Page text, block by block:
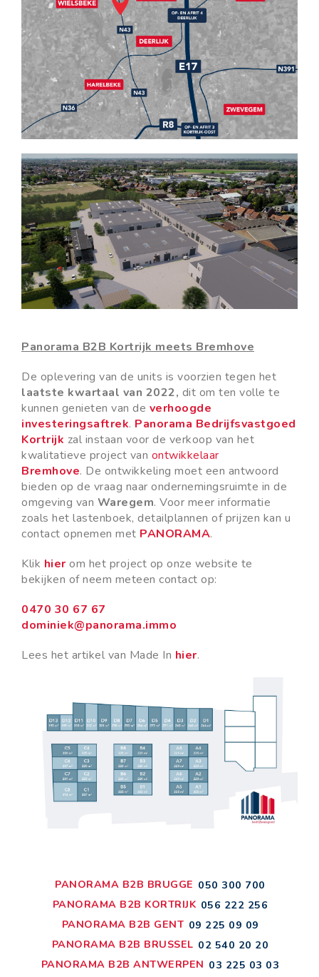
Panorama B2B Kortrijk meets Bremhove
De oplevering van de units is voorzien tegen het
laatste kwartaal van 2022, dit om ten volle te
kunnen genieten van de verhoogde
investeringsaftrek. Panorama Bedrijfsvastgoed
Kortrijk zal instaan voor de verkoop van het
kwalitatieve project van ontwikkelaar
Bremhove. De ontwikkeling moet een antwoord
bieden op de vraag naar ondernemingsruimte in de
omgeving van Waregem. Voor meer informatie
zoals het lastenboek, detailplannen of prijzen kan u
contact opnemen met PANORAMA.
Klik hier om het project op onze website te
bekijken of neem meteen contact op:
0470 30 67 67
dominiek@panorama.immo
Lees het artikel van Made In hier.
PANORAMA B2B BRUGGE 050 300 700
PANORAMA B2B KORTRIJK 056 222 256
PANORAMA B2B GENT 09 225 09 09
PANORAMA B2B BRUSSEL 02 540 20 20
PANORAMA B2B ANTWERPEN 03 225 03 03